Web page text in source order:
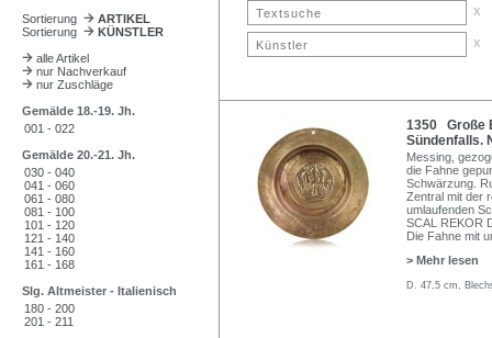
Sortierung
ARTIKEL
Sortierung
KÜNSTLER
alle Artikel
nur Nachverkauf
nur Zuschläge
Gemälde 18.-19. Jh.
001 - 022
Gemälde 20.-21. Jh.
030 - 040
041 - 060
061 - 080
081 - 100
101 - 120
121 - 140
141 - 160
161 - 168
Slg. Altmeister - Italienisch
180 - 200
201 - 211
x
x
1350 Große
Sündenfalls.
Messing,
die Fahne
Schwärzung.
Zentral mit der
umlaufenden
SCAL REKOR
Die Fahne mit
> Mehr lesen
D. 47,5 cm,